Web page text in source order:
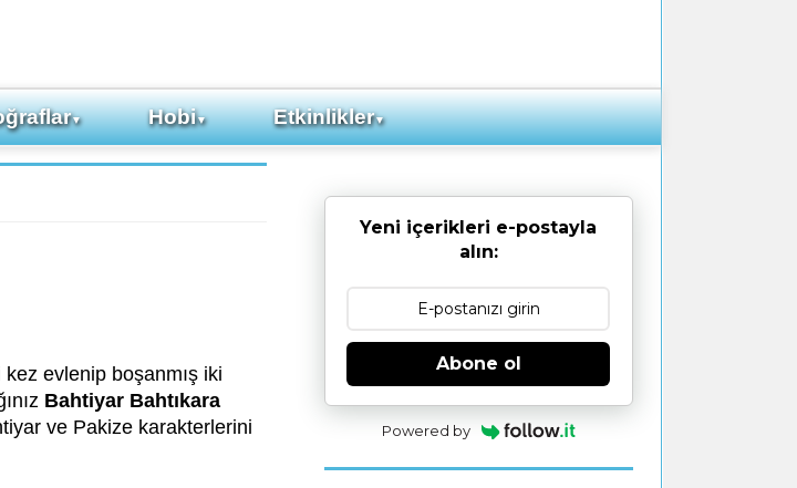
▼ Hobi▼ Etkinlikler▼
evlenip boşanmış iki
Bahtiyar Bahtıkara
ve Pakize karakterlerini
Yeni içerikleri e-postayla
alın:
Abone ol
Powered by